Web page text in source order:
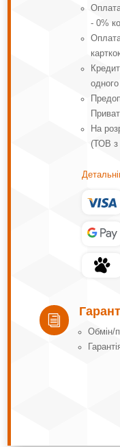
- 0%
одного
На
(ТОВ
i
Обмін/